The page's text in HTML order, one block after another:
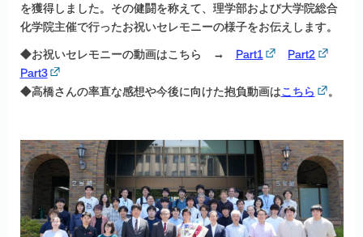
を獲得しました。その健闘を称えて、理学部および大学院総合
化学院主催で行ったお祝いセレモニーの様子をお伝えします。
◆お祝いセレモニーの動画はこちら → Part1
Part2
Part3
◆高橋さんの率直な感想や今後に向けた抱負動画はこちら 。